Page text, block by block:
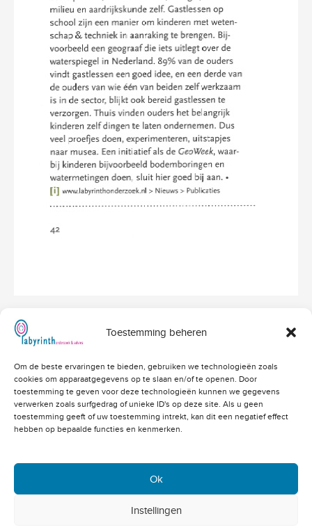
Toestemming beheren
Om de beste ervaringen te bieden, gebruiken we technologieën zoals
cookies om apparaatgegevens op te slaan en/of te openen. Door
toestemming te geven voor deze technologieën kunnen we gegevens
verwerken zoals surfgedrag of unieke ID's op deze site. Als u geen
toestemming geeft of uw toestemming intrekt, kan dit een negatief effect
hebben op bepaalde functies en kenmerken.
Ok
Instellingen
3526 VD Utrecht
info@labyrinthonderzoek.nl
bekijk op Google Maps
Telefoonnummers
Offertes: 030 - 760 07 82
Privacybeleid